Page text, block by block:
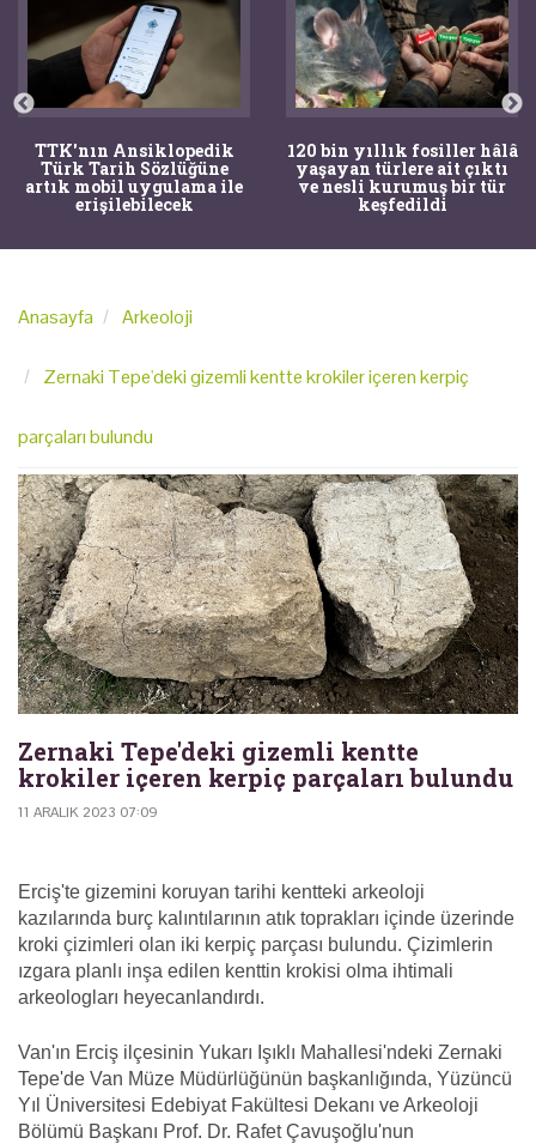
TTK'nın Ansiklopedik
Türk Tarih Sözlüğüne
artık mobil uygulama ile
erişilebilecek
120 bin yıllık fosiller hâlâ
yaşayan türlere ait çıktı
ve nesli kurumuş bir tür
keşfedildi
Anasayfa Arkeoloji
Zernaki Tepe'deki gizemli kentte krokiler içeren kerpiç
parçaları bulundu
Zernaki Tepe'deki gizemli kentte
krokiler içeren kerpiç parçaları bulundu
11 ARALIK 2023 07:09
Erciş'te gizemini koruyan tarihi kentteki arkeoloji
kazılarında burç kalıntılarının atık toprakları içinde üzerinde
kroki çizimleri olan iki kerpiç parçası bulundu. Çizimlerin
ızgara planlı inşa edilen kenttin krokisi olma ihtimali
arkeologları heyecanlandırdı.
Van'ın Erciş ilçesinin Yukarı Işıklı Mahallesi'ndeki Zernaki
Tepe'de Van Müze Müdürlüğünün başkanlığında, Yüzüncü
Yıl Üniversitesi Edebiyat Fakültesi Dekanı ve Arkeoloji
Bölümü Başkanı Prof. Dr. Rafet Çavuşoğlu'nun